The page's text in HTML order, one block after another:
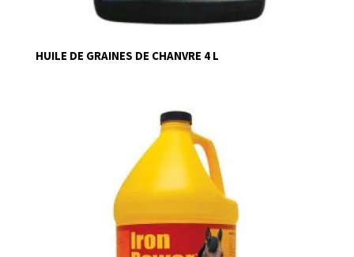
HUILE DE GRAINES DE CHANVRE 4 L